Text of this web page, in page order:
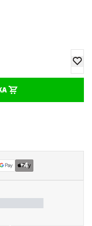
+4